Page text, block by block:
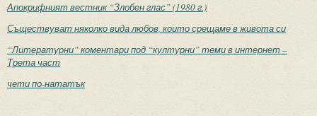
Апокрифният вестник “Злобен глас” (1980 г.)
Съществуват няколко вида любов, които срещаме в живота си
“Литературни” коментари под “културни” теми в интернет –
Трета част
чети по-нататък